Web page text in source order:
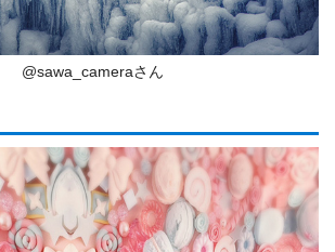
@sawa_cameraさん